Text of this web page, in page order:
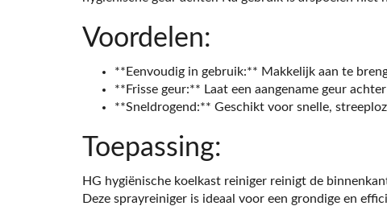
Voordelen:
**Eenvoudig in gebruik:** Makkelijk aan te
**Frisse geur:** Laat een aangename geur
**Sneldrogend:** Geschikt voor snelle,
Toepassing:
HG hygiënische koelkast reiniger reinigt de
Deze sprayreiniger is ideaal voor een grondige en